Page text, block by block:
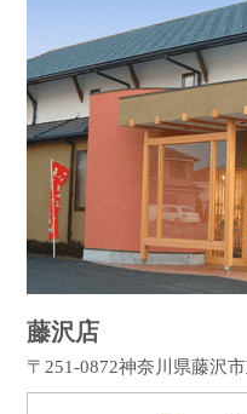
藤沢店
〒251-0872神奈川県藤沢